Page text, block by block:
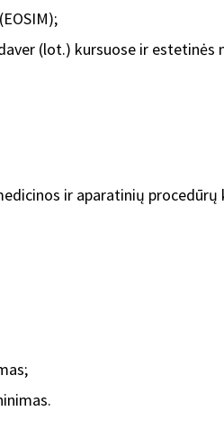
(lot.) kursuose ir
ir aparatinių